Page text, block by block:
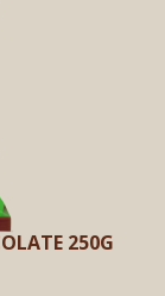
250G